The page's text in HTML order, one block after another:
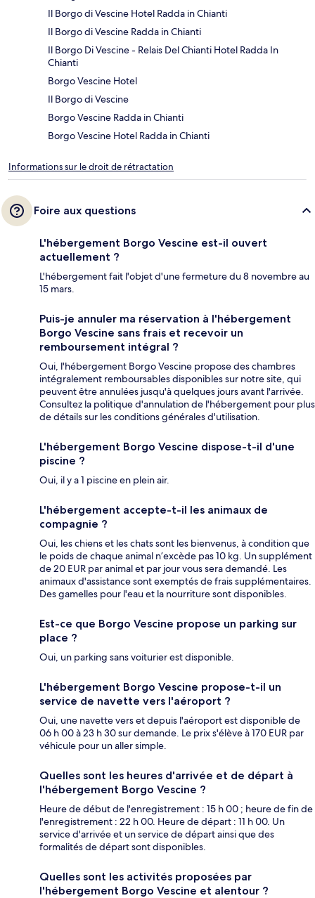
Il Borgo di Vescine Hotel Radda in Chianti
Il Borgo di Vescine Radda in Chianti
Il Borgo Di Vescine - Relais Del Chianti Hotel Radda In
Chianti
Borgo Vescine Hotel
Il Borgo di Vescine
Borgo Vescine Radda in Chianti
Borgo Vescine Hotel Radda in Chianti
Informations sur le droit de rétractation
Foire aux questions
L'hébergement Borgo Vescine est-il ouvert
actuellement ?
L'hébergement fait l'objet d'une fermeture du 8 novembre au
15 mars.
Puis-je annuler ma réservation à l'hébergement
Borgo Vescine sans frais et recevoir un
remboursement intégral ?
Oui, l'hébergement Borgo Vescine propose des chambres
intégralement remboursables disponibles sur notre site, qui
peuvent être annulées jusqu'à quelques jours avant l'arrivée.
Consultez la politique d'annulation de l'hébergement pour plus
de détails sur les conditions générales d'utilisation.
L'hébergement Borgo Vescine dispose-t-il d'une
piscine ?
Oui, il y a 1 piscine en plein air.
L'hébergement accepte-t-il les animaux de
compagnie ?
Oui, les chiens et les chats sont les bienvenus, à condition que
le poids de chaque animal n’excède pas 10 kg. Un supplément
de 20 EUR par animal et par jour vous sera demandé. Les
animaux d'assistance sont exemptés de frais supplémentaires.
Des gamelles pour l'eau et la nourriture sont disponibles.
Est-ce que Borgo Vescine propose un parking sur
place ?
Oui, un parking sans voiturier est disponible.
L'hébergement Borgo Vescine propose-t-il un
service de navette vers l'aéroport ?
Oui, une navette vers et depuis l'aéroport est disponible de
06 h 00 à 23 h 30 sur demande. Le prix s'élève à 170 EUR par
véhicule pour un aller simple.
Quelles sont les heures d'arrivée et de départ à
l'hébergement Borgo Vescine ?
Heure de début de l'enregistrement : 15 h 00 ; heure de fin de
l'enregistrement : 22 h 00. Heure de départ : 11 h 00. Un
service d'arrivée et un service de départ ainsi que des
formalités de départ sont disponibles.
Quelles sont les activités proposées par
l'hébergement Borgo Vescine et alentour ?